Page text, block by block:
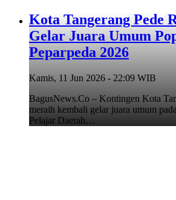
Kota Tangerang Pede
Gelar Juara Umum
Peparpeda 2026
Kamis, 11 Jun 2026 - 22:09 WIB
BagusNews.Co – Kontingen Kota
meraih kembali gelar juara umum
Pelajar Daerah…